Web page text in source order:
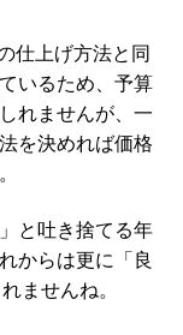
仕上げ方法と同
いるため、予算
れませんが、一
を決めれば価格
と吐き捨てる年
からは更に「良
ませんね。